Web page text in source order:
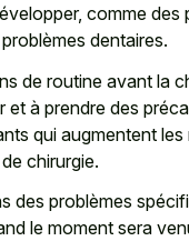
comme des
dentaires.
de routine avant la
et à prendre des
qui augmentent les
chirurgie.
des problèmes
le moment sera